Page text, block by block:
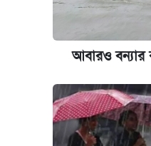
আবারও বন্যার